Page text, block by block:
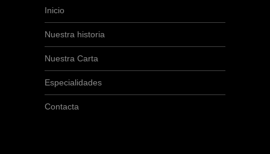
Inicio
Nuestra historia
Nuestra Carta
Especialidades
Contacta